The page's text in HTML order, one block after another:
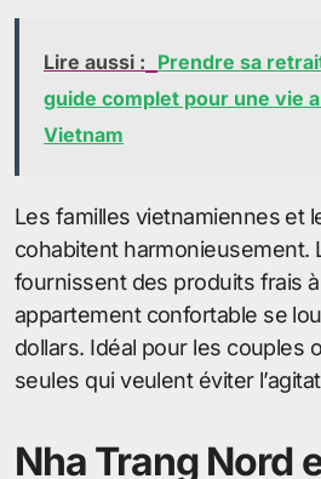
Lire aussi : Prendre sa
guide complet pour une vie
Vietnam
Les familles vietnamiennes et
cohabitent harmonieusement.
fournissent des produits frais
appartement confortable se
dollars. Idéal pour les couples
seules qui veulent éviter
Nha Trang Nord